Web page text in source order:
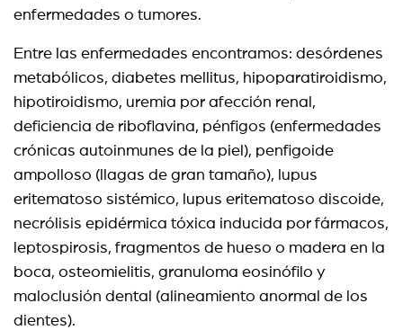
enfermedades o tumores.
Entre las enfermedades encontramos: desórdenes
metabólicos, diabetes mellitus, hipoparatiroidismo,
hipotiroidismo, uremia por afección renal,
deficiencia de riboflavina, pénfigos (enfermedades
crónicas autoinmunes de la piel), penfigoide
ampolloso (llagas de gran tamaño), lupus
eritematoso sistémico, lupus eritematoso discoide,
necrólisis epidérmica tóxica inducida por fármacos,
leptospirosis, fragmentos de hueso o madera en la
boca, osteomielitis, granuloma eosinófilo y
maloclusión dental (alineamiento anormal de los
dientes).